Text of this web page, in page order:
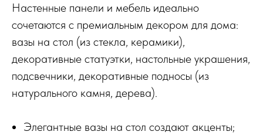
Настенные панели и мебель идеально
сочетаются с премиальным декором для дома:
вазы на стол (из стекла, керамики),
декоративные статуэтки, настольные украшения,
подсвечники, декоративные подносы (из
натурального камня, дерева).
Элегантные вазы на стол создают акценты;